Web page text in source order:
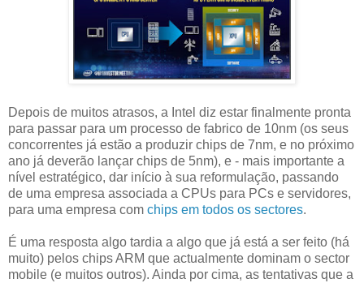
Depois de muitos atrasos, a Intel diz estar finalmente pronta
para passar para um processo de fabrico de 10nm (os seus
concorrentes já estão a produzir chips de 7nm, e no próximo
ano já deverão lançar chips de 5nm), e - mais importante a
nível estratégico, dar início à sua reformulação, passando
de uma empresa associada a CPUs para PCs e servidores,
para uma empresa com chips em todos os sectores.
É uma resposta algo tardia a algo que já está a ser feito (há
muito) pelos chips ARM que actualmente dominam o sector
mobile (e muitos outros). Ainda por cima, as tentativas que a